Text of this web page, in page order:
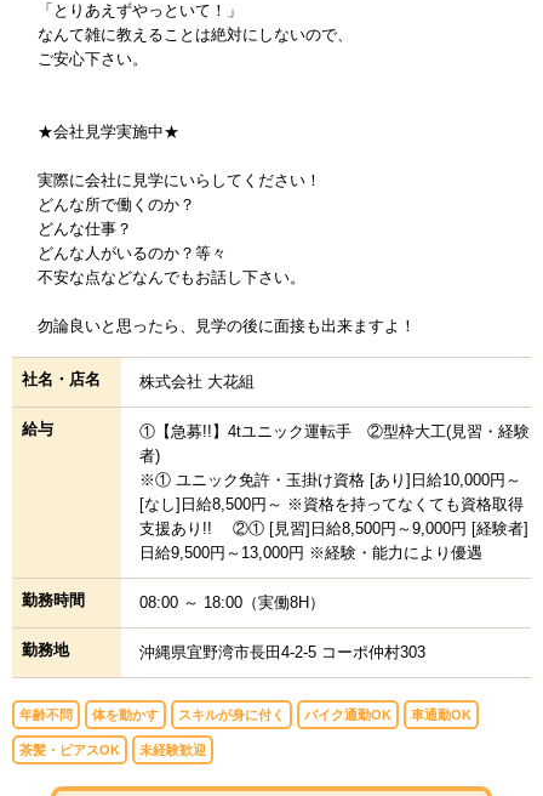
「とりあえずやっといて！」
なんて雑に教えることは絶対にしないので、
ご安心下さい。
★会社見学実施中★
実際に会社に見学にいらしてください！
どんな所で働くのか？
どんな仕事？
どんな人がいるのか？等々
不安な点などなんでもお話し下さい。
勿論良いと思ったら、見学の後に面接も出来ますよ！
社名・店名 株式会社 大花組
給与
①【急募!!】4tユニック運転手 ②型枠大工(見習・経験
者)
※① ユニック免許・玉掛け資格 [あり]日給10,000円～
[なし]日給8,500円～ ※資格を持ってなくても資格取得
支援あり!! ②① [見習]日給8,500円～9,000円 [経験者]
日給9,500円～13,000円 ※経験・能力により優遇
勤務時間 08:00 ～ 18:00（実働8H）
勤務地 沖縄県宜野湾市長田4-2-5 コーポ仲村303
年齢不問 体を動かす スキルが身に付く バイク通勤OK 車通勤OK
茶髪・ピアスOK 未経験歓迎